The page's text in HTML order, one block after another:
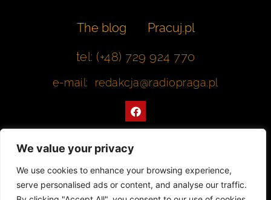
We value your privacy
We use cookies to enhance your browsing experience,
serve personalised ads or content, and analyse our traffic.
The blog
Pracuj.pl
tel: (+48) 729 924 770
e-mail: redakcja@radiopraga.pl
F
a
c
o
k
Współpracujemy z Muzeum Warszawskiej Pragi
© 2022 All rights Reserved. Radiopraga.pl